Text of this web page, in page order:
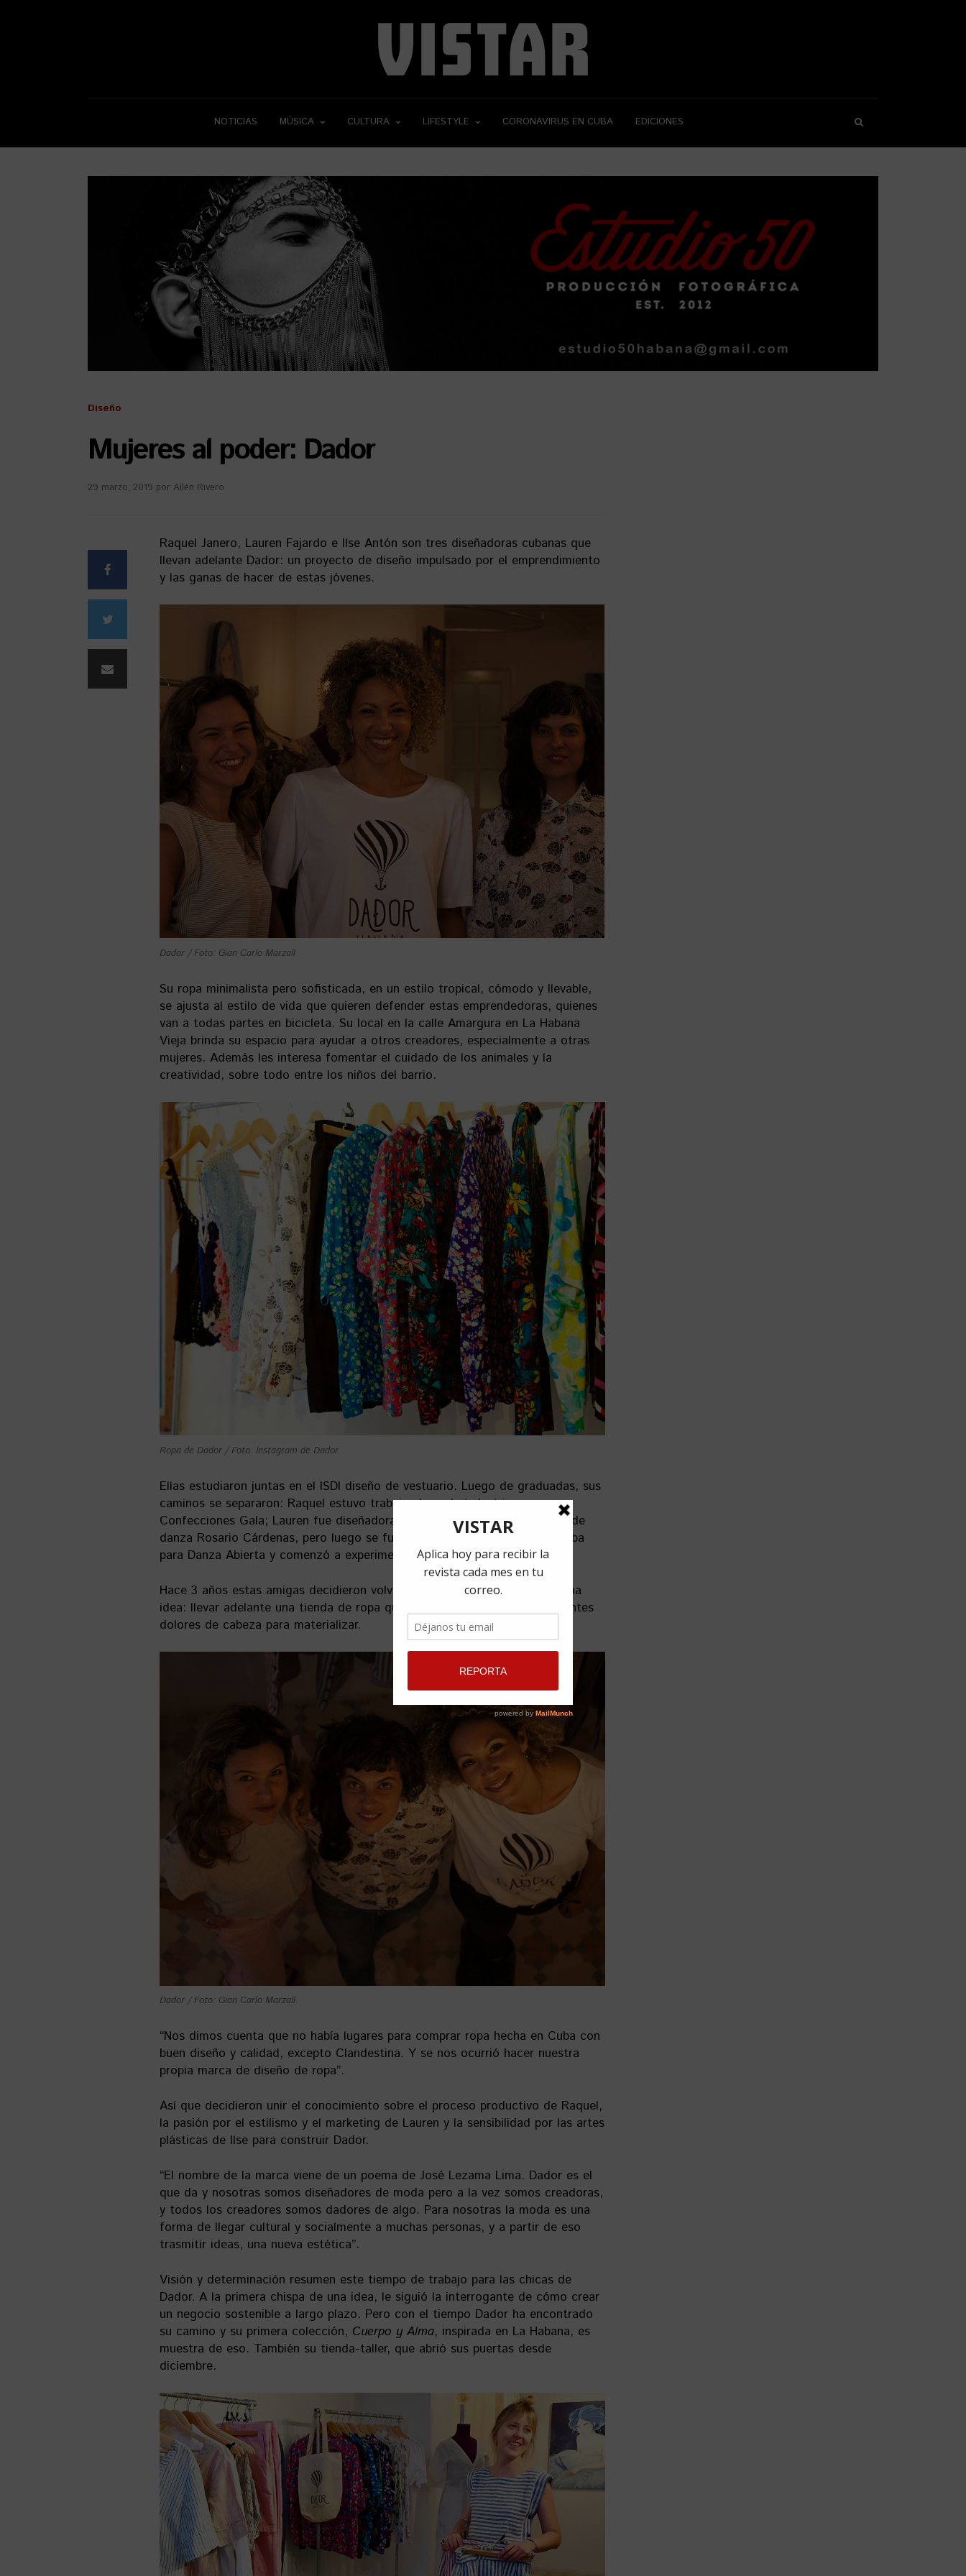
NOTICIAS MÚSICA CULTURA LIFESTYLE CORONAVIRUS EN CUBA EDICIONES
Diseño
Mujeres al poder: Dador
29 marzo, 2019 por Ailén Rivero
Raquel Janero, Lauren Fajardo e Ilse Antón son tres diseñadoras cubanas que
llevan adelante Dador: un proyecto de diseño impulsado por el emprendimiento
y las ganas de hacer de estas jóvenes.
Dador / Foto: Gian Carlo Marzall
Su ropa minimalista pero sofisticada, en un estilo tropical, cómodo y llevable,
se ajusta al estilo de vida que quieren defender estas emprendedoras, quienes
van a todas partes en bicicleta. Su local en la calle Amargura en La Habana
Vieja brinda su espacio para ayudar a otros creadores, especialmente a otras
mujeres. Además les interesa fomentar el cuidado de los animales y la
creatividad, sobre todo entre los niños del barrio.
Ropa de Dador / Foto: Instagram de Dador
Ellas estudiaron juntas en el ISDI diseño de vestuario. Luego de graduadas, sus
caminos se separaron: Raquel estuvo trabajando en la industria, en
Confecciones Gala; Lauren fue diseñadora de vestuario para la compañía de
danza Rosario Cárdenas, pero luego se fue a vivir a New York; Ilse trabajaba
para Danza Abierta y comenzó a experimentar como artista visual…
Hace 3 años estas amigas decidieron volver a juntarse y por una muy buena
idea: llevar adelante una tienda de ropa que les tomaría dos años y bastantes
dolores de cabeza para materializar.
Dador / Foto: Gian Carlo Marzall
“Nos dimos cuenta que no había lugares para comprar ropa hecha en Cuba con
buen diseño y calidad, excepto Clandestina. Y se nos ocurrió hacer nuestra
propia marca de diseño de ropa”.
Así que decidieron unir el conocimiento sobre el proceso productivo de Raquel,
la pasión por el estilismo y el marketing de Lauren y la sensibilidad por las artes
plásticas de Ilse para construir Dador.
“El nombre de la marca viene de un poema de José Lezama Lima. Dador es el
que da y nosotras somos diseñadores de moda pero a la vez somos creadoras,
y todos los creadores somos dadores de algo. Para nosotras la moda es una
forma de llegar cultural y socialmente a muchas personas, y a partir de eso
trasmitir ideas, una nueva estética”.
Visión y determinación resumen este tiempo de trabajo para las chicas de
Dador. A la primera chispa de una idea, le siguió la interrogante de cómo crear
un negocio sostenible a largo plazo. Pero con el tiempo Dador ha encontrado
su camino y su primera colección, Cuerpo y Alma, inspirada en La Habana, es
muestra de eso. También su tienda-taller, que abrió sus puertas desde
diciembre.